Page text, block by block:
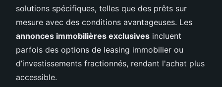
solutions spécifiques, telles que des prêts sur
mesure avec des conditions avantageuses. Les
annonces immobilières exclusives incluent
parfois des options de leasing immobilier ou
d’investissements fractionnés, rendant l'achat plus
accessible.